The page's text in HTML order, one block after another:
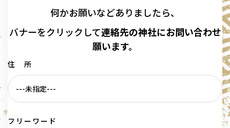
何かお願いなどありましたら、
バナーをクリックして連絡先の神社にお問い合わせ
願います。
住 所
フリーワード